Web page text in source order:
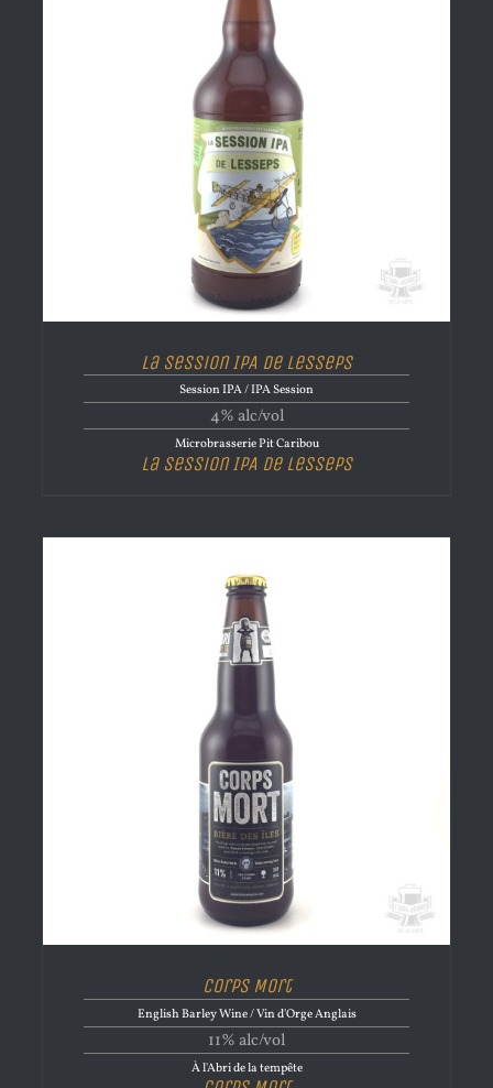
La Session IPA de Lesseps
Session IPA / IPA Session
4% alc/vol
Microbrasserie Pit Caribou
La Session IPA de Lesseps
Corps Mort
English Barley Wine / Vin d'Orge Anglais
11% alc/vol
À l'Abri de la tempête